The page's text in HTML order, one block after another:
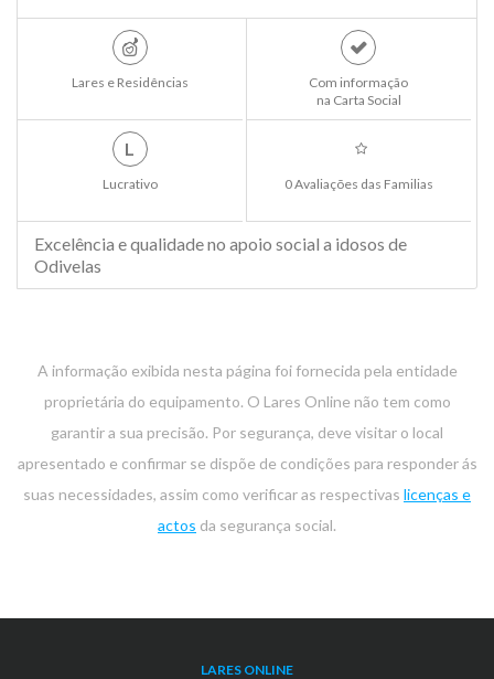
Lares e Residências
Com informação
na Carta Social
L
Lucrativo 0 Avaliações das Familias
Excelência e qualidade no apoio social a idosos de
Odivelas
A informação exibida nesta página foi fornecida pela entidade
proprietária do equipamento. O Lares Online não tem como
garantir a sua precisão. Por segurança, deve visitar o local
apresentado e confirmar se dispõe de condições para responder ás
suas necessidades, assim como verificar as respectivas licenças e
actos da segurança social.
LARES ONLINE